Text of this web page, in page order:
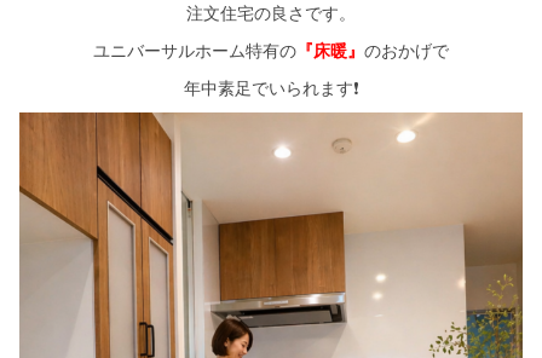
注文住宅の良さです。
ユニバーサルホーム特有の 『床暖』 のおかげで
年中素足でいられます❗